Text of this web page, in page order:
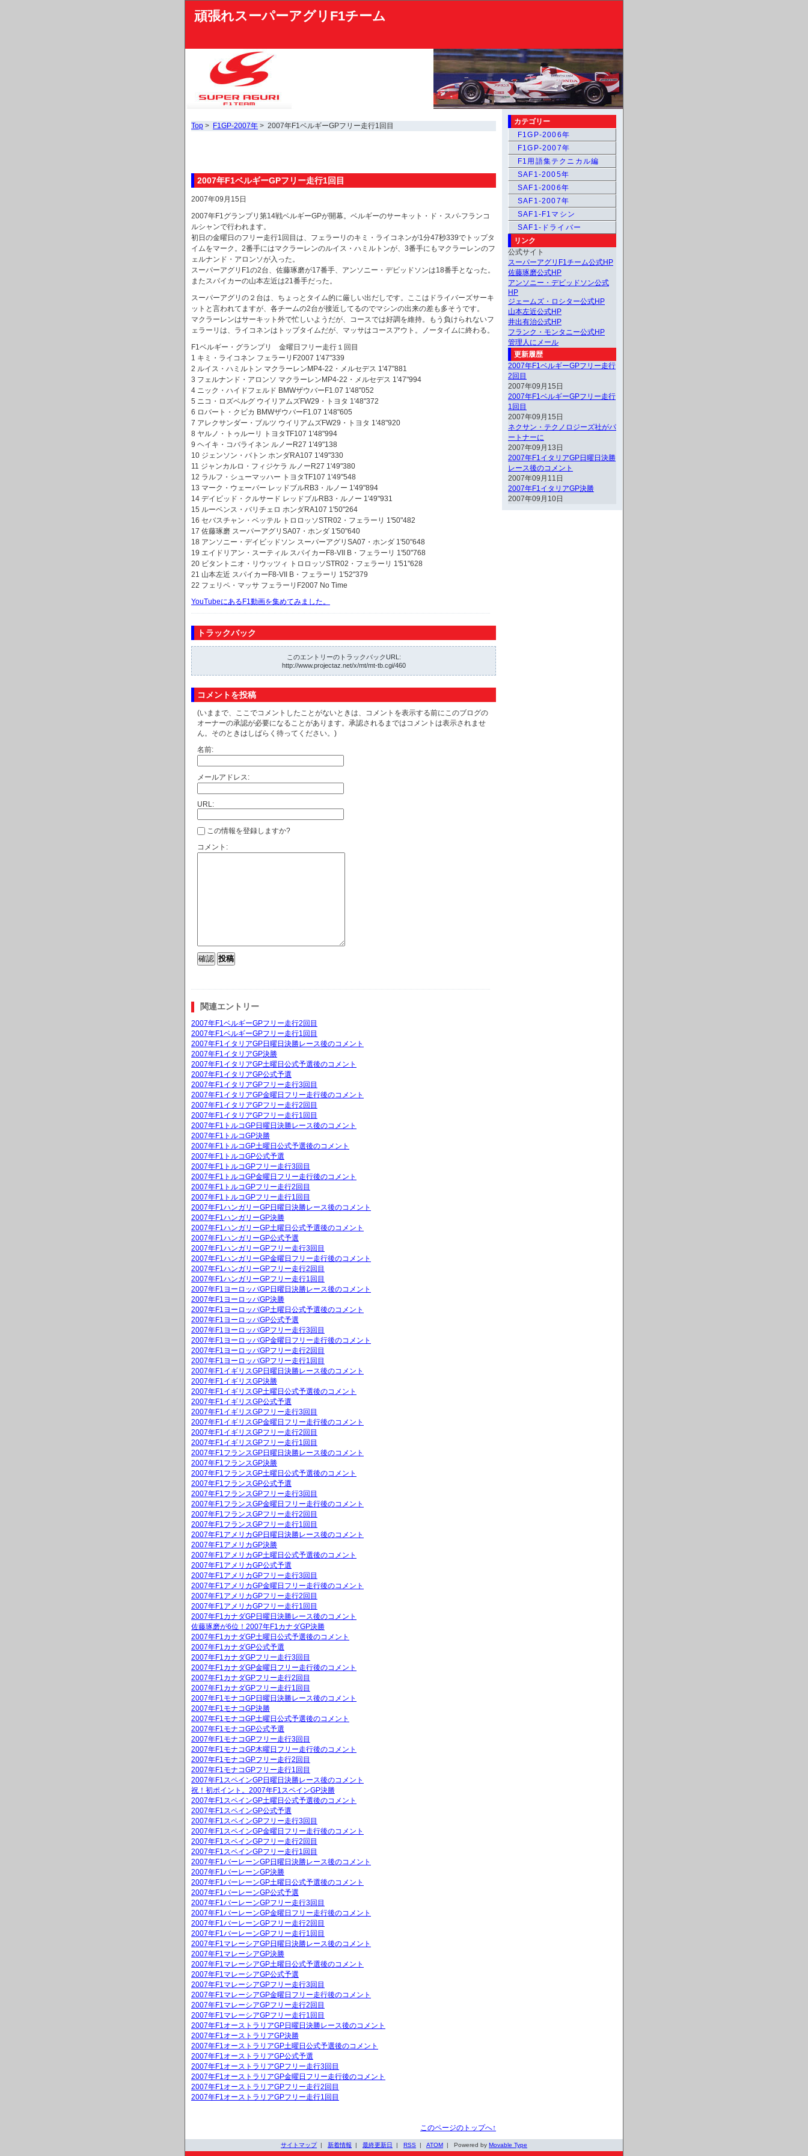
頑張れスーパーアグリF1チーム
Top > F1GP-2007年 > 2007年F1ベルギーGPフリー走行1回目
2007年F1ベルギーGPフリー走行1回目
2007年09月15日
2007年F1グランプリ第14戦ベルギーGPが開幕。ベルギーのサーキット・ド・スパ-フランコ
ルシャンで行われます。
初日の金曜日のフリー走行1回目は、フェラーリのキミ・ライコネンが1分47秒339でトップタ
イムをマーク。2番手にはマクラーレンのルイス・ハミルトンが、3番手にもマクラーレンのフ
ェルナンド・アロンソが入った。
スーパーアグリF1の2台、佐藤琢磨が17番手、アンソニー・デビッドソンは18番手となった。
またスパイカーの山本左近は21番手だった。
スーパーアグリの２台は、ちょっとタイム的に厳しい出だしです。ここはドライバーズサーキ
ットと言われてますが、各チームの2台が接近してるのでマシンの出来の差も多そうです。
マクラーレンはサーキット外で忙しいようだが、コースでは好調を維持。もう負けられないフ
ェラーリは、ライコネンはトップタイムだが、マッサはコースアウト。ノータイムに終わる。
F1ベルギー・グランプリ 金曜日フリー走行１回目
1 キミ・ライコネン フェラーリF2007 1'47"339
2 ルイス・ハミルトン マクラーレンMP4-22・メルセデス 1'47"881
3 フェルナンド・アロンソ マクラーレンMP4-22・メルセデス 1'47"994
4 ニック・ハイドフェルド BMWザウバーF1.07 1'48"052
5 ニコ・ロズベルグ ウイリアムズFW29・トヨタ 1'48"372
6 ロバート・クビカ BMWザウバーF1.07 1'48"605
7 アレクサンダー・ブルツ ウイリアムズFW29・トヨタ 1'48"920
8 ヤルノ・トゥルーリ トヨタTF107 1'48"994
9 ヘイキ・コバライネン ルノーR27 1'49"138
10 ジェンソン・バトン ホンダRA107 1'49"330
11 ジャンカルロ・フィジケラ ルノーR27 1'49"380
12 ラルフ・シューマッハー トヨタTF107 1'49"548
13 マーク・ウェーバー レッドブルRB3・ルノー 1'49"894
14 デイビッド・クルサード レッドブルRB3・ルノー 1'49"931
15 ルーベンス・バリチェロ ホンダRA107 1'50"264
16 セバスチャン・ベッテル トロロッソSTR02・フェラーリ 1'50"482
17 佐藤琢磨 スーパーアグリSA07・ホンダ 1'50"640
18 アンソニー・デイビッドソン スーパーアグリSA07・ホンダ 1'50"648
19 エイドリアン・スーティル スパイカーF8-VII B・フェラーリ 1'50"768
20 ビタントニオ・リウッツィ トロロッソSTR02・フェラーリ 1'51"628
21 山本左近 スパイカーF8-VII B・フェラーリ 1'52"379
22 フェリペ・マッサ フェラーリF2007 No Time
YouTubeにあるF1動画を集めてみました。
トラックバック
このエントリーのトラックバックURL:
http://www.projectaz.net/x/mt/mt-tb.cgi/460
コメントを投稿
(いままで、ここでコメントしたことがないときは、コメントを表示する前にこのブログの
オーナーの承認が必要になることがあります。承認されるまではコメントは表示されませ
ん。そのときはしばらく待ってください。)
名前:
メールアドレス:
URL:
この情報を登録しますか?
コメント:
関連エントリー
2007年F1ベルギーGPフリー走行2回目
2007年F1ベルギーGPフリー走行1回目
2007年F1イタリアGP日曜日決勝レース後のコメント
2007年F1イタリアGP決勝
2007年F1イタリアGP土曜日公式予選後のコメント
2007年F1イタリアGP公式予選
2007年F1イタリアGPフリー走行3回目
2007年F1イタリアGP金曜日フリー走行後のコメント
2007年F1イタリアGPフリー走行2回目
2007年F1イタリアGPフリー走行1回目
2007年F1トルコGP日曜日決勝レース後のコメント
2007年F1トルコGP決勝
2007年F1トルコGP土曜日公式予選後のコメント
2007年F1トルコGP公式予選
2007年F1トルコGPフリー走行3回目
2007年F1トルコGP金曜日フリー走行後のコメント
2007年F1トルコGPフリー走行2回目
2007年F1トルコGPフリー走行1回目
2007年F1ハンガリーGP日曜日決勝レース後のコメント
2007年F1ハンガリーGP決勝
2007年F1ハンガリーGP土曜日公式予選後のコメント
2007年F1ハンガリーGP公式予選
2007年F1ハンガリーGPフリー走行3回目
2007年F1ハンガリーGP金曜日フリー走行後のコメント
2007年F1ハンガリーGPフリー走行2回目
2007年F1ハンガリーGPフリー走行1回目
2007年F1ヨーロッパGP日曜日決勝レース後のコメント
2007年F1ヨーロッパGP決勝
2007年F1ヨーロッパGP土曜日公式予選後のコメント
2007年F1ヨーロッパGP公式予選
2007年F1ヨーロッパGPフリー走行3回目
2007年F1ヨーロッパGP金曜日フリー走行後のコメント
2007年F1ヨーロッパGPフリー走行2回目
2007年F1ヨーロッパGPフリー走行1回目
2007年F1イギリスGP日曜日決勝レース後のコメント
2007年F1イギリスGP決勝
2007年F1イギリスGP土曜日公式予選後のコメント
2007年F1イギリスGP公式予選
2007年F1イギリスGPフリー走行3回目
2007年F1イギリスGP金曜日フリー走行後のコメント
2007年F1イギリスGPフリー走行2回目
2007年F1イギリスGPフリー走行1回目
2007年F1フランスGP日曜日決勝レース後のコメント
2007年F1フランスGP決勝
2007年F1フランスGP土曜日公式予選後のコメント
2007年F1フランスGP公式予選
2007年F1フランスGPフリー走行3回目
2007年F1フランスGP金曜日フリー走行後のコメント
2007年F1フランスGPフリー走行2回目
2007年F1フランスGPフリー走行1回目
2007年F1アメリカGP日曜日決勝レース後のコメント
2007年F1アメリカGP決勝
2007年F1アメリカGP土曜日公式予選後のコメント
2007年F1アメリカGP公式予選
2007年F1アメリカGPフリー走行3回目
2007年F1アメリカGP金曜日フリー走行後のコメント
2007年F1アメリカGPフリー走行2回目
2007年F1アメリカGPフリー走行1回目
2007年F1カナダGP日曜日決勝レース後のコメント
佐藤琢磨が6位！2007年F1カナダGP決勝
2007年F1カナダGP土曜日公式予選後のコメント
2007年F1カナダGP公式予選
2007年F1カナダGPフリー走行3回目
2007年F1カナダGP金曜日フリー走行後のコメント
2007年F1カナダGPフリー走行2回目
2007年F1カナダGPフリー走行1回目
2007年F1モナコGP日曜日決勝レース後のコメント
2007年F1モナコGP決勝
2007年F1モナコGP土曜日公式予選後のコメント
2007年F1モナコGP公式予選
2007年F1モナコGPフリー走行3回目
2007年F1モナコGP木曜日フリー走行後のコメント
2007年F1モナコGPフリー走行2回目
2007年F1モナコGPフリー走行1回目
2007年F1スペインGP日曜日決勝レース後のコメント
祝！初ポイント。2007年F1スペインGP決勝
2007年F1スペインGP土曜日公式予選後のコメント
2007年F1スペインGP公式予選
2007年F1スペインGPフリー走行3回目
2007年F1スペインGP金曜日フリー走行後のコメント
2007年F1スペインGPフリー走行2回目
2007年F1スペインGPフリー走行1回目
2007年F1バーレーンGP日曜日決勝レース後のコメント
2007年F1バーレーンGP決勝
2007年F1バーレーンGP土曜日公式予選後のコメント
2007年F1バーレーンGP公式予選
2007年F1バーレーンGPフリー走行3回目
2007年F1バーレーンGP金曜日フリー走行後のコメント
2007年F1バーレーンGPフリー走行2回目
2007年F1バーレーンGPフリー走行1回目
2007年F1マレーシアGP日曜日決勝レース後のコメント
2007年F1マレーシアGP決勝
2007年F1マレーシアGP土曜日公式予選後のコメント
2007年F1マレーシアGP公式予選
2007年F1マレーシアGPフリー走行3回目
2007年F1マレーシアGP金曜日フリー走行後のコメント
2007年F1マレーシアGPフリー走行2回目
2007年F1マレーシアGPフリー走行1回目
2007年F1オーストラリアGP日曜日決勝レース後のコメント
2007年F1オーストラリアGP決勝
2007年F1オーストラリアGP土曜日公式予選後のコメント
2007年F1オーストラリアGP公式予選
2007年F1オーストラリアGPフリー走行3回目
2007年F1オーストラリアGP金曜日フリー走行後のコメント
2007年F1オーストラリアGPフリー走行2回目
2007年F1オーストラリアGPフリー走行1回目
このページのトップへ↑
カテゴリー
F1GP-2006年
F1GP-2007年
F1用語集テクニカル編
SAF1-2005年
SAF1-2006年
SAF1-2007年
SAF1-F1マシン
SAF1-ドライバー
リンク
公式サイト
スーパーアグリF1チーム公式HP
佐藤琢磨公式HP
アンソニー・デビッドソン公式
HP
ジェームズ・ロシター公式HP
山本左近公式HP
井出有治公式HP
フランク・モンタニー公式HP
管理人にメール
更新履歴
2007年F1ベルギーGPフリー走行
2回目
2007年09月15日
2007年F1ベルギーGPフリー走行
1回目
2007年09月15日
ネクサン・テクノロジーズ社がパ
ートナーに
2007年09月13日
2007年F1イタリアGP日曜日決勝
レース後のコメント
2007年09月11日
2007年F1イタリアGP決勝
2007年09月10日
サイトマップ| 新着情報 | 最終更新日 | RSS | ATOM | Powered by Movable Type